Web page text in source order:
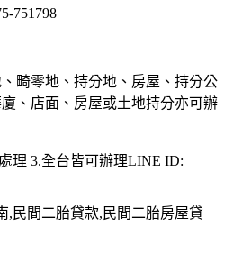
751798
畸零地、持分地、房屋、持分公
、店面、房屋或土地持分亦可辦
理 3.全台皆可辦理LINE ID:
,民間二胎貸款,民間二胎房屋貸